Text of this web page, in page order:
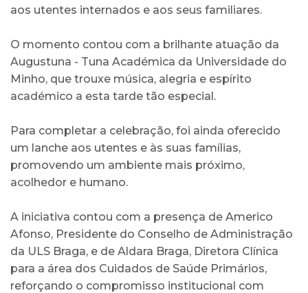
aos utentes internados e aos seus familiares.
O momento contou com a brilhante atuação da
Augustuna - Tuna Académica da Universidade do
Minho, que trouxe música, alegria e espírito
académico a esta tarde tão especial.
Para completar a celebração, foi ainda oferecido
um lanche aos utentes e às suas famílias,
promovendo um ambiente mais próximo,
acolhedor e humano.
A iniciativa contou com a presença de Americo
Afonso, Presidente do Conselho de Administração
da ULS Braga, e de Aldara Braga, Diretora Clínica
para a área dos Cuidados de Saúde Primários,
reforçando o compromisso institucional com